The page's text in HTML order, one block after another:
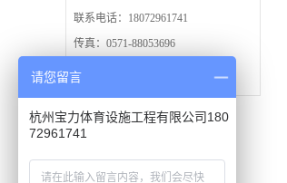
联系电话：18072961741
传真：0571-88053696
24小时免费热线：4001390571
请您留言
杭州宝力体育设施工程有限公司180
72961741